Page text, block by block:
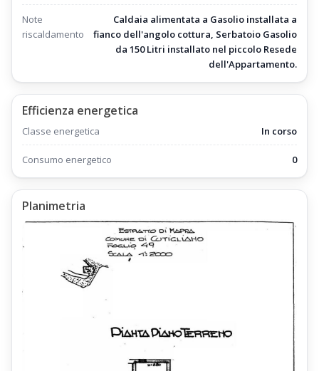
Note
riscaldamento
Caldaia alimentata a Gasolio installata a
fianco dell'angolo cottura, Serbatoio Gasolio
da 150 Litri installato nel piccolo Resede
dell'Appartamento.
Efficienza energetica
Classe energetica In corso
Consumo energetico 0
Planimetria